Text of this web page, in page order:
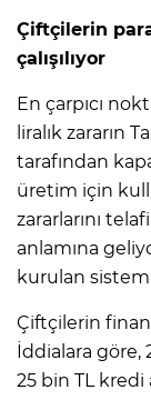
Çiftçilerin
çalışılıyor
En çarpıcı
liralık zararın
tarafından
üretim için
zararlarını
anlamına
kurulan
Çiftçilerin
İddialara göre,
25 bin TL